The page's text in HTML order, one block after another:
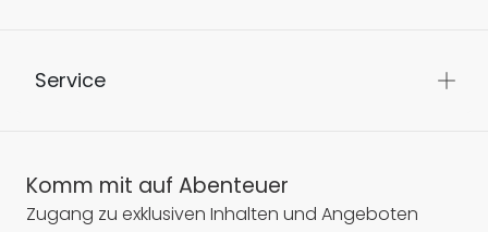
Service
Komm mit auf Abenteuer
Zugang zu exklusiven Inhalten und Angeboten